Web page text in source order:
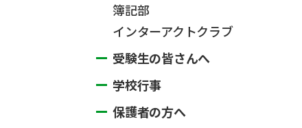
簿記部
インターアクトクラブ
受験生の皆さんへ
学校行事
保護者の方へ